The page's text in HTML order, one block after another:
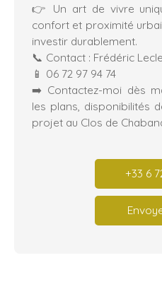
👉 Un art de vivre
confort et proximité
investir durablement.
📞 Contact : Frédéric
📱 06 72 97 94 74
➡️ Contactez-moi dès
les plans, disponibilités
projet au Clos de
+33 6